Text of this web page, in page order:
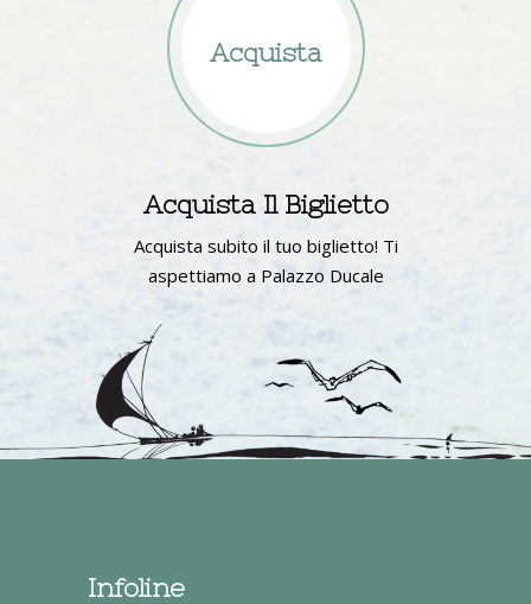
Acquista
Acquista Il Biglietto
Acquista subito il tuo biglietto! Ti
aspettiamo a Palazzo Ducale
Infoline